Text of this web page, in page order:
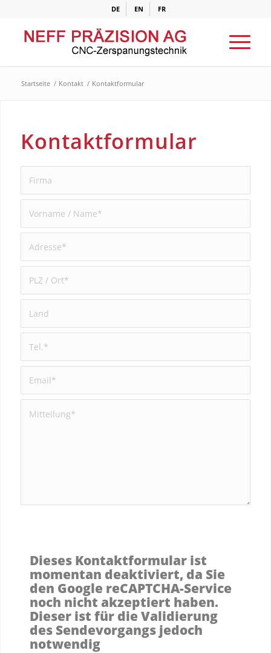
DE EN FR
Startseite / Kontakt / Kontaktformular
Kontaktformular
Dieses Kontaktformular ist
momentan deaktiviert, da Sie
den Google reCAPTCHA-Service
noch nicht akzeptiert haben.
Dieser ist für die Validierung
des Sendevorgangs jedoch
notwendig